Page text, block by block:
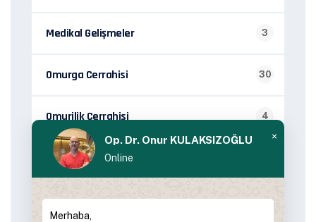
Medikal Gelişmeler 3
Omurga Cerrahisi 30
Omurilik Cerrahisi 4
Sağlık Rehberi
Tanı ve Belirtiler 23
Op. Dr. Onur KULAKSIZOĞLU
Online
×
Merhaba,